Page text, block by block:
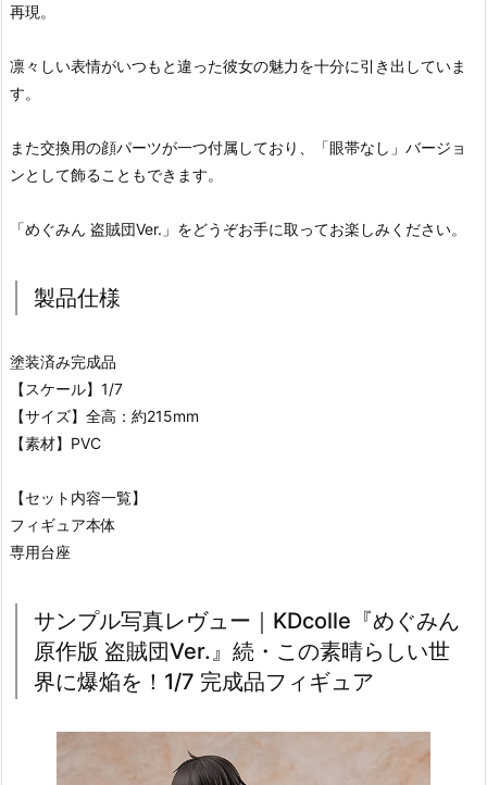
再現。
凛々しい表情がいつもと違った彼女の魅力を十分に引き出していま
す。
また交換用の顔パーツが一つ付属しており、「眼帯なし」バージョ
ンとして飾ることもできます。
「めぐみん 盗賊団Ver.」をどうぞお手に取ってお楽しみください。
製品仕様
塗装済み完成品
【スケール】1/7
【サイズ】全高：約215mm
【素材】PVC
【セット内容一覧】
フィギュア本体
専用台座
サンプル写真レヴュー｜KDcolle『めぐみん
原作版 盗賊団Ver.』続・この素晴らしい世
界に爆焔を！1/7 完成品フィギュア